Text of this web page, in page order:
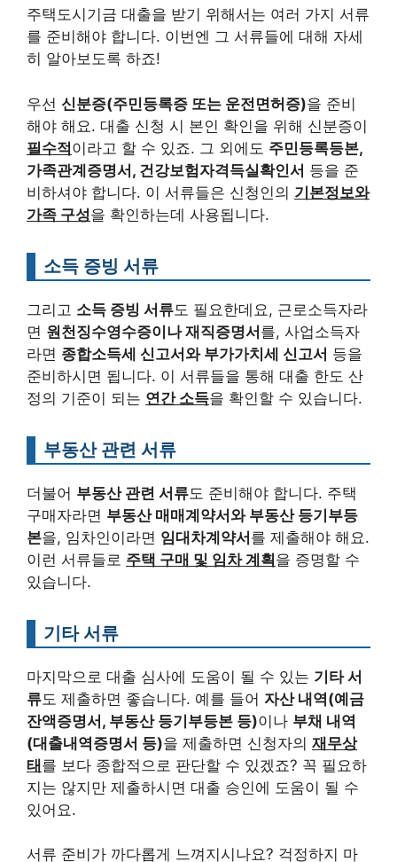
주택도시기금 대출을 받기 위해서는 여러 가지 서류
를 준비해야 합니다. 이번엔 그 서류들에 대해 자세
히 알아보도록 하죠!
우선 신분증(주민등록증 또는 운전면허증)을 준비
해야 해요. 대출 신청 시 본인 확인을 위해 신분증이
필수적이라고 할 수 있죠. 그 외에도 주민등록등본,
가족관계증명서, 건강보험자격득실확인서 등을 준
비하셔야 합니다. 이 서류들은 신청인의 기본정보와
가족 구성을 확인하는데 사용됩니다.
소득 증빙 서류
그리고 소득 증빙 서류도 필요한데요, 근로소득자라
면 원천징수영수증이나 재직증명서를, 사업소득자
라면 종합소득세 신고서와 부가가치세 신고서 등을
준비하시면 됩니다. 이 서류들을 통해 대출 한도 산
정의 기준이 되는 연간 소득을 확인할 수 있습니다.
부동산 관련 서류
더불어 부동산 관련 서류도 준비해야 합니다. 주택
구매자라면 부동산 매매계약서와 부동산 등기부등
본을, 임차인이라면 임대차계약서를 제출해야 해요.
이런 서류들로 주택 구매 및 임차 계획을 증명할 수
있습니다.
기타 서류
마지막으로 대출 심사에 도움이 될 수 있는 기타 서
류도 제출하면 좋습니다. 예를 들어 자산 내역(예금
잔액증명서, 부동산 등기부등본 등)이나 부채 내역
(대출내역증명서 등)을 제출하면 신청자의 재무상
태를 보다 종합적으로 판단할 수 있겠죠? 꼭 필요하
지는 않지만 제출하시면 대출 승인에 도움이 될 수
있어요.
서류 준비가 까다롭게 느껴지시나요? 걱정하지 마